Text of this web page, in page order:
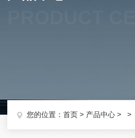
您的位置： 首页 > 产品中心 > >